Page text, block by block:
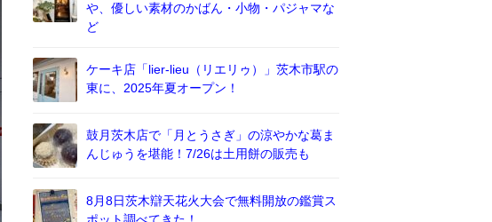
や、優しい素材のかばん・小物・パジャマな
ど
ケーキ店「lier-lieu（リエリゥ）」茨木市駅の
東に、2025年夏オープン！
鼓月茨木店で「月とうさぎ」の涼やかな葛ま
んじゅうを堪能！7/26は土用餅の販売も
8月8日茨木辯天花火大会で無料開放の鑑賞ス
ポット調べてきた！